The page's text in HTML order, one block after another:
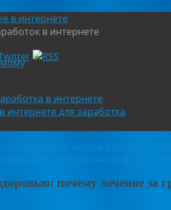
в интернете
в интернете
в интернете
интернете для заработка
почему лечение за